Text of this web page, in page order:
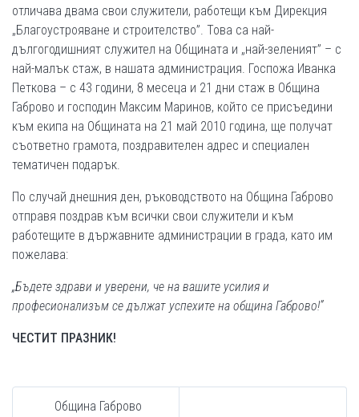
отличава двама свои служители, работещи към Дирекция
„Благоустрояване и строителство”. Това са най-
дългогодишният служител на Общината и „най-зеленият” – с
най-малък стаж, в нашата администрация. Госпожа Иванка
Петкова – с 43 години, 8 месеца и 21 дни стаж в Община
Габрово и господин Максим Маринов, който се присъедини
към екипа на Общината на 21 май 2010 година, ще получат
съответно грамота, поздравителен адрес и специален
тематичен подарък.
По случай днешния ден, ръководството на Община Габрово
отправя поздрав към всички свои служители и към
работещите в държавните администрации в града, като им
пожелава:
„Бъдете здрави и уверени, че на вашите усилия и
професионализъм се дължат успехите на община Габрово!”
ЧЕСТИТ ПРАЗНИК!
Община Габрово